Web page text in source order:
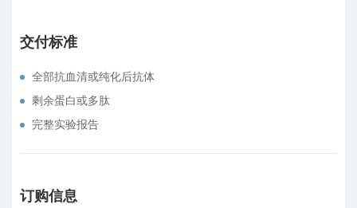
交付标准
全部抗血清或纯化后抗体
剩余蛋白或多肽
完整实验报告
订购信息